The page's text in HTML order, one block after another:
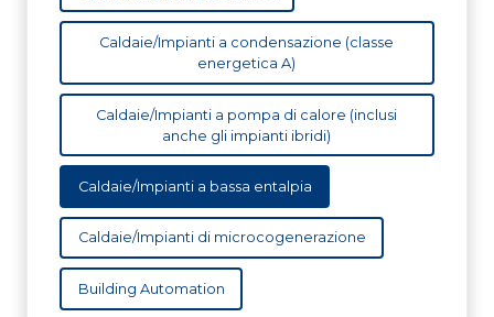
Caldaie/Impianti a condensazione (classe
energetica A)
Caldaie/Impianti a pompa di calore (inclusi
anche gli impianti ibridi)
Caldaie/Impianti a bassa entalpia
Caldaie/Impianti di microcogenerazione
Building Automation